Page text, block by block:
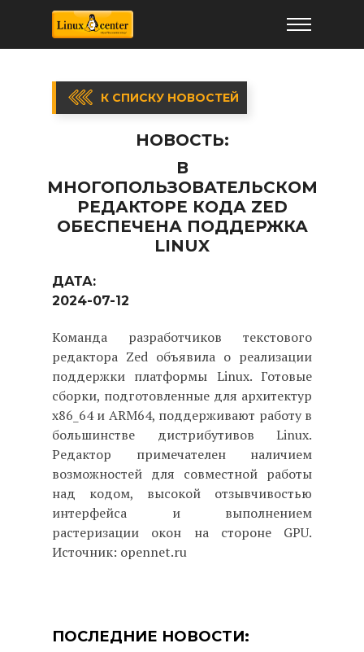
К СПИСКУ НОВОСТЕЙ
НОВОСТЬ:
В
МНОГОПОЛЬЗОВАТЕЛЬСКОМ
РЕДАКТОРЕ КОДА ZED
ОБЕСПЕЧЕНА ПОДДЕРЖКА
LINUX
ДАТА:
2024-07-12
Команда разработчиков текстового
редактора Zed объявила о реализации
поддержки платформы Linux. Готовые
сборки, подготовленные для архитектур
x86_64 и ARM64, поддерживают работу в
большинстве дистрибутивов Linux.
Редактор примечателен наличием
возможностей для совместной работы
над кодом, высокой отзывчивостью
интерфейса и выполнением
растеризации окон на стороне GPU.
Источник: opennet.ru
ПОСЛЕДНИЕ НОВОСТИ: